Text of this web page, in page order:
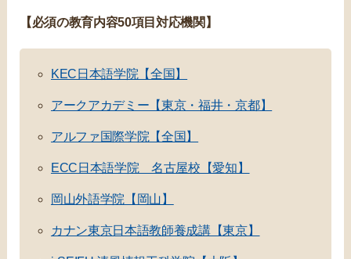
【必須の教育内容50項目対応機関】
KEC日本語学院【全国】
アークアカデミー【東京・福井・京都】
アルファ国際学院【全国】
ECC日本語学院 名古屋校【愛知】
岡山外語学院【岡山】
カナン東京日本語教師養成講【東京】